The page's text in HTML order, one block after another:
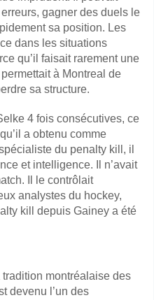
gagner des duels le
sa position. Les
dans les situations
qu’il faisait rarement une
à Montreal de
sa structure.
4 fois consécutives, ce
a obtenu comme
du penalty kill, il
et intelligence. Il n’avait
Il le contrôlait
analystes du hockey,
kill depuis Gainey a été
montréalaise des
devenu l’un des